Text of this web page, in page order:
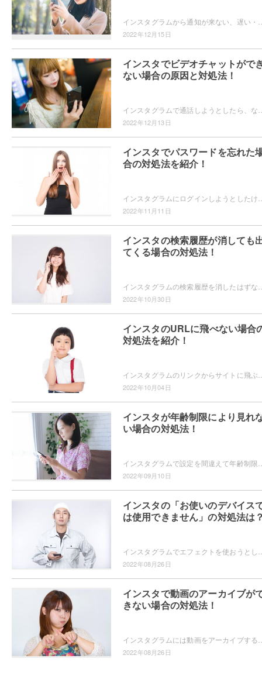
2022年12月15日
インスタでビデオチャットがで
ない場合の原因と対処法！
2022年12月13日
インスタでパスワードを忘れた
合の対処法を紹介！
2022年11月11日
インスタの検索履歴が消しても
てくる場合の対処法！
2022年10月30日
インスタのURLに飛べない場合
対処法を紹介！
2022年10月04日
インスタが年齢制限により見れ
い場合の対処法！
2022年09月10日
インスタの「お使いのデバイス
は使用できません」の対処法は
2022年08月26日
インスタで動画のアーカイブが
きない場合の対処法！
2022年08月26日